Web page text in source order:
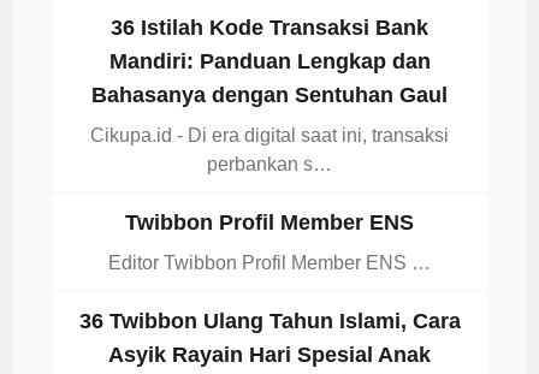
36 Istilah Kode Transaksi Bank
Mandiri: Panduan Lengkap dan
Bahasanya dengan Sentuhan Gaul
Cikupa.id - Di era digital saat ini, transaksi
perbankan s…
Twibbon Profil Member ENS
Editor Twibbon Profil Member ENS …
36 Twibbon Ulang Tahun Islami, Cara
Asyik Rayain Hari Spesial Anak